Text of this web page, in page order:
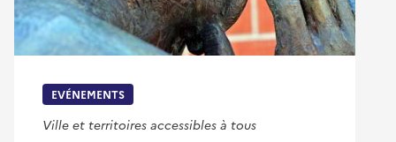
EVÉNEMENTS
Ville et territoires accessibles à tous